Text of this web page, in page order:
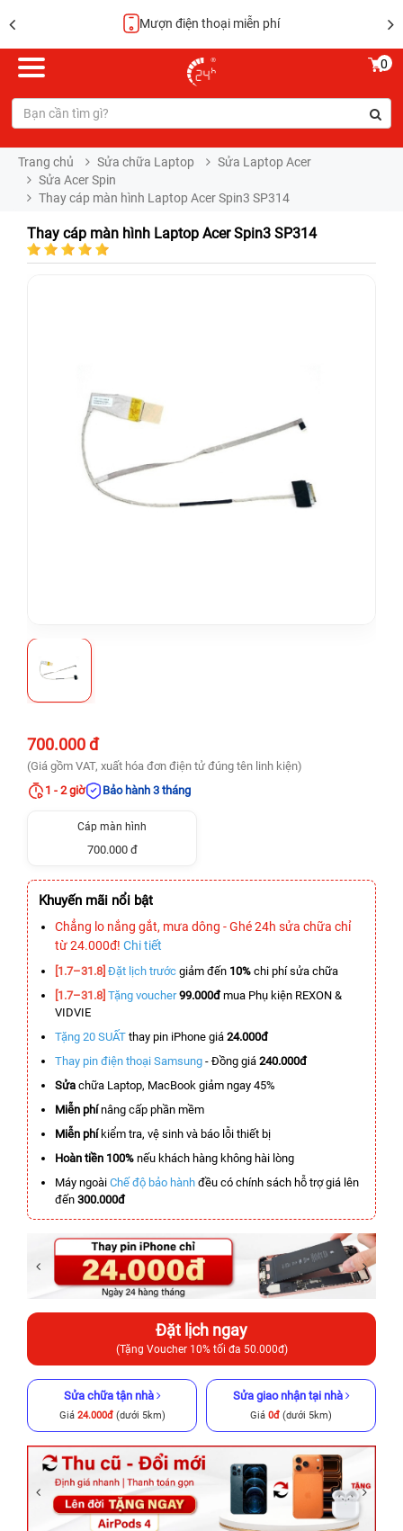
Mượn điện thoại miễn phí
0
Trang chủ Sửa chữa Laptop
Sửa Laptop Acer
Sửa Acer Spin
Thay cáp màn hình Laptop Acer Spin3 SP314
Thay cáp màn hình Laptop Acer Spin3 SP314
700.000 đ
(Giá gồm VAT, xuất hóa đơn điện tử đúng tên linh kiện)
1 - 2 giờ
Bảo hành 3 tháng
Cáp màn hình
700.000 đ
Khuyến mãi nổi bật
Chẳng lo nắng gắt, mưa dông - Ghé 24h sửa chữa chỉ
từ 24.000đ! Chi tiết
[1.7–31.8] Đặt lịch trước giảm đến 10% chi phí sửa chữa
[1.7–31.8] Tặng voucher 99.000đmua Phụ kiện REXON &
VIDVIE
Tặng 20 SUẤT thay pin iPhone giá 24.000đ
Thay pin điện thoại Samsung - Đồng giá 240.000đ
Sửa chữa Laptop, MacBook giảm ngay 45%
Miễn phínâng cấp phần mềm
Miễn phíkiểm tra, vệ sinh và báo lỗi thiết bị
Hoàn tiền 100% nếu khách hàng không hài lòng
Máy ngoài Chế độ bảo hành đều có chính sách hỗ trợ giá lên
đến 300.000đ
Đặt lịch ngay
(Tặng Voucher 10% tối đa 50.000đ)
Sửa chữa tận nhà
Giá 24.000đ(dưới 5km)
Sửa giao nhận tại nhà
Giá 0đ (dưới 5km)